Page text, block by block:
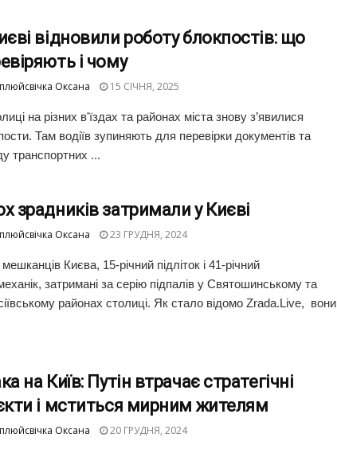
відновили роботу блокпостів: що
і чому
Оксана 15 СІЧНЯ, 2025
на різних в'їздах та районах міста знову з’явилися
Там водіїв зупиняють для перевірки документів та
транспортних ...
зрадників затримали у Києві
Оксана 23 ГРУДНЯ, 2024
Києва, 15-річний підліток і 41-річний
затримані за серію підпалів у Святошинському та
районах столиці. Як стало відомо Zrada.Live, вони
на Київ: Путін втрачає стратегічні
і мститься мирним жителям
Оксана 20 ГРУДНЯ, 2024